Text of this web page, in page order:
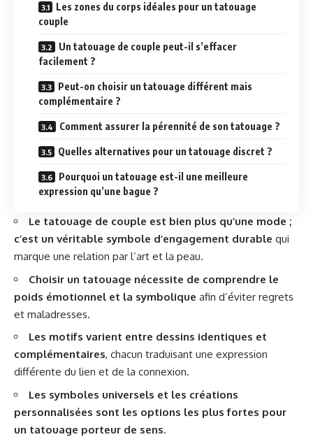
Les zones du corps idéales pour un tatouage
couple
Un tatouage de couple peut-il s’effacer
facilement ?
Peut-on choisir un tatouage différent mais
complémentaire ?
Comment assurer la pérennité de son tatouage ?
Quelles alternatives pour un tatouage discret ?
Pourquoi un tatouage est-il une meilleure
expression qu’une bague ?
Le tatouage de couple est bien plus qu’une mode ;
c’est un véritable symbole d’engagement durable qui
marque une relation par l’art et la peau.
Choisir un tatouage nécessite de comprendre le
poids émotionnel et la symbolique afin d’éviter regrets
et maladresses.
Les motifs varient entre dessins identiques et
complémentaires, chacun traduisant une expression
différente du lien et de la connexion.
Les symboles universels et les créations
personnalisées sont les options les plus fortes pour
un tatouage porteur de sens.